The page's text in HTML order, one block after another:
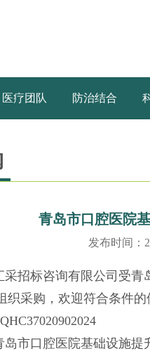
医疗团队 防治结合
青岛市口腔医院
发布时间：
采招标咨询有限公司受
织采购，欢迎符合条件的
岛市口腔医院基础设施提